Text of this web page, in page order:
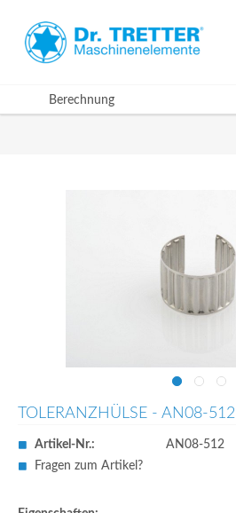
Berechnung
TOLERANZHÜLSE - AN08-512
Artikel-Nr.:
AN08-512
Fragen zum Artikel?